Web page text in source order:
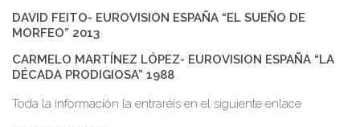
DAVID FEITO- EUROVISION ESPAÑA “EL SUEÑO DE
MORFEO” 2013
CARMELO MARTÍNEZ LÓPEZ- EUROVISION ESPAÑA “LA
DÉCADA PRODIGIOSA” 1988
Toda la información la entraréis en el siguiente enlace